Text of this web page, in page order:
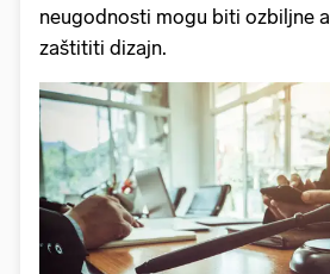
neugodnosti mogu biti ozbiljne
zaštititi dizajn.